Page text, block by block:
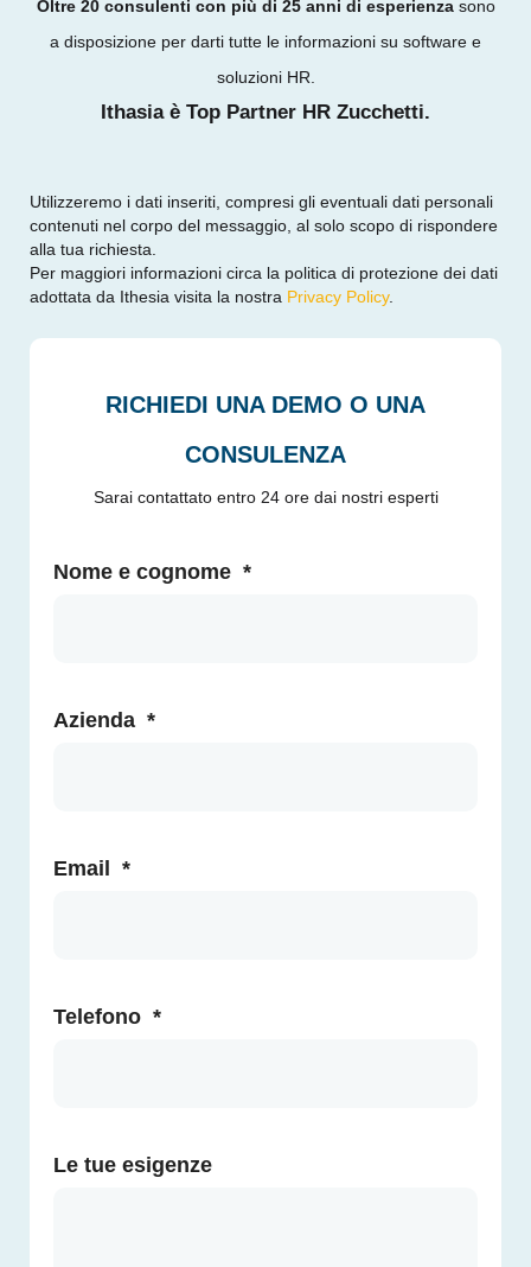
Oltre 20 consulenti con più di 25 anni di esperienzasono
a disposizione per darti tutte le informazioni su software e
soluzioni HR.
Ithasia è Top Partner HR Zucchetti.
Utilizzeremo i dati inseriti, compresi gli eventuali dati personali
contenuti nel corpo del messaggio, al solo scopo di rispondere
alla tua richiesta.
Per maggiori informazioni circa la politica di protezione dei dati
adottata da Ithesia visita la nostra Privacy Policy.
RICHIEDI UNA DEMO O UNA
CONSULENZA
Sarai contattato entro 24 ore dai nostri esperti
Nome e cognome *
Azienda *
Email *
Telefono *
Le tue esigenze